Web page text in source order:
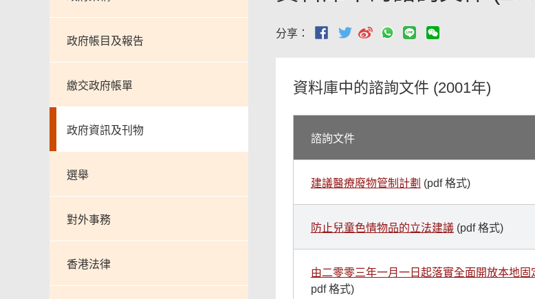
政府帳目及報告
繳交政府帳單
政府資訊及刊物
選舉
對外事務
香港法律
分享：
資料庫中的諮詢文件 (2001年)
諮詢文件
建議醫療廢物管制計劃 (pdf 格式)
防止兒童色情物品的立法建議(pdf 格式)
由二零零三年一月一日起落實全面開放本地
pdf 格式)